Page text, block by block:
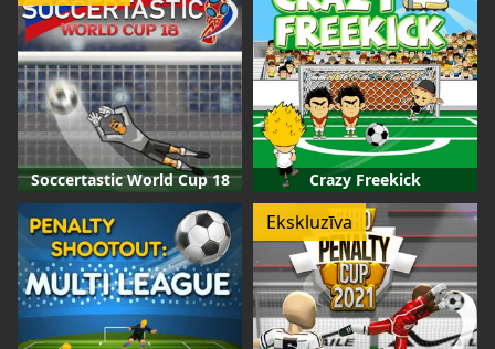
Soccertastic World Cup 18 Crazy Freekick
Ekskluzīva